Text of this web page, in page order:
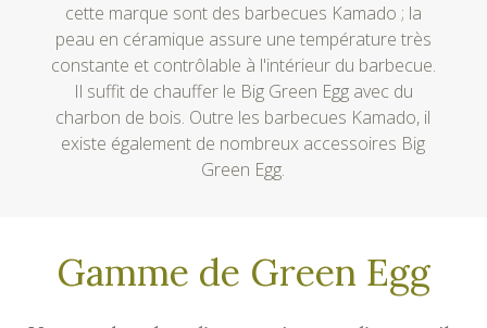
cette marque sont des barbecues Kamado ; la
peau en céramique assure une température très
constante et contrôlable à l'intérieur du barbecue.
Il suffit de chauffer le Big Green Egg avec du
charbon de bois. Outre les barbecues Kamado, il
existe également de nombreux accessoires Big
Green Egg.
Gamme de Green Egg